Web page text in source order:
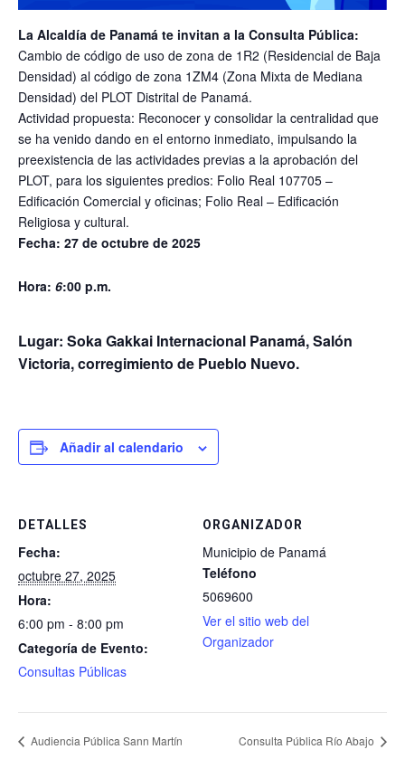
La Alcaldía de Panamá te invitan a la Consulta Pública:
Cambio de código de uso de zona de 1R2 (Residencial de Baja
Densidad) al código de zona 1ZM4 (Zona Mixta de Mediana
Densidad) del PLOT Distrital de Panamá.
Actividad propuesta: Reconocer y consolidar la centralidad que
se ha venido dando en el entorno inmediato, impulsando la
preexistencia de las actividades previas a la aprobación del
PLOT, para los siguientes predios: Folio Real 107705 –
Edificación Comercial y oficinas; Folio Real – Edificación
Religiosa y cultural.
Fecha: 27 de octubre de 2025
Hora: 6:00 p.m.
Lugar: Soka Gakkai Internacional Panamá, Salón
Victoria, corregimiento de Pueblo Nuevo.
Añadir al calendario
DETALLES
Fecha:
octubre 27, 2025
Hora:
6:00 pm - 8:00 pm
Categoría de Evento:
Consultas Públicas
ORGANIZADOR
Municipio de Panamá
Teléfono
5069600
Ver el sitio web del
Organizador
Audiencia Pública Sann Martín Consulta Pública Río Abajo